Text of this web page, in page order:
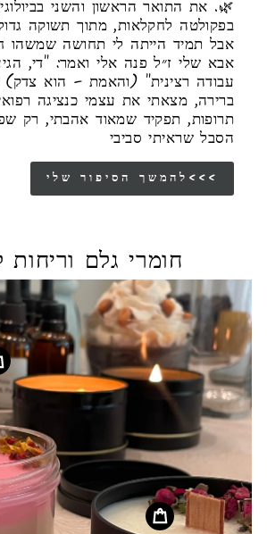
🌿. את התואר הראשון והשני
בפקולטה לחקלאות, מתוך תשוקה
אבל תמיד הייתה לי תחושה שמשהו
אבא שלי ז״ל פנה אלי ואמר: "די,
עבודה רצינית" (והאמת – הוא
ברירה, מצאתי את עצמי כנציגה
תרופות, תפקיד שמאוד אהבתי, רק
הסבל שראיתי סביבי
להמשך הסיפור שלי<<<
חומרי גלם וריחות